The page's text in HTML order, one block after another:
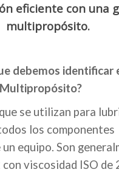
eficiente con una
multipropósito.
debemos identificar
se utilizan para
los componentes
un equipo. Son
viscosidad ISO de